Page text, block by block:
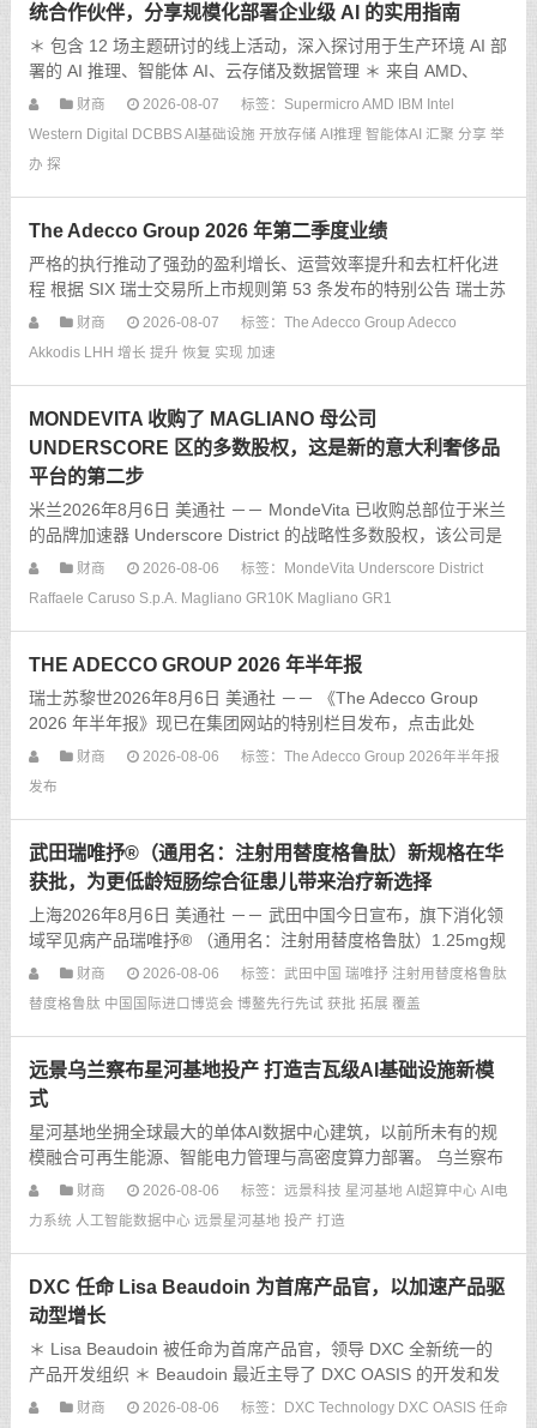
统合作伙伴，分享规模化部署企业级 AI 的实用指南
＊ 包含 12 场主题研讨的线上活动，深入探讨用于生产环境 AI 部
署的 AI 推理、智能体 AI、云存储及数据管理 ＊ 来自 AMD、
DDN、Hammerspace、IBM、Intel、KIOXIA、MinIO、Nutani
财商 2026-08-07 标签： Supermicro AMD IBM Intel
Western Digital DCBBSAI基础设施 开放存储 AI推理 智能体AI 汇聚 分享 举
办 探
The Adecco Group 2026 年第二季度业绩
严格的执行推动了强劲的盈利增长、运营效率提升和去杠杆化进
程 根据 SIX 瑞士交易所上市规则第 53 条发布的特别公告 瑞士苏
黎世2026年8月7日 美通社 －－ 亮点 ＊ 强劲的有机收入同比增
财商 2026-08-07 标签： The Adecco Group Adecco
Akkodis LHH 增长 提升 恢复 实现 加速
MONDEVITA 收购了 MAGLIANO 母公司
UNDERSCORE 区的多数股权，这是新的意大利奢侈品
平台的第二步
米兰2026年8月6日 美通社 －－ MondeVita 已收购总部位于米兰
的品牌加速器 Underscore District 的战略性多数股权，该公司是
Magliano、GR10K 以及多品牌零售商 WOK Store 背后的推
财商 2026-08-06 标签： MondeVita Underscore District
Raffaele Caruso S.p.A. Magliano GR10K Magliano GR1
THE ADECCO GROUP 2026 年半年报
瑞士苏黎世2026年8月6日 美通社 －－ 《The Adecco Group
2026 年半年报》现已在集团网站的特别栏目发布，点击此处
《https：www.adeccogroup.com－mediaprojectad
财商 2026-08-06 标签： The Adecco Group 2026年半年报
发布
武田瑞唯抒®（通用名：注射用替度格鲁肽）新规格在华
获批，为更低龄短肠综合征患儿带来治疗新选择
上海2026年8月6日 美通社 －－ 武田中国今日宣布，旗下消化领
域罕见病产品瑞唯抒® （通用名：注射用替度格鲁肽）1.25mg规
格正式获得中国国家药品监督管理局（NMPA）批准，相应扩展
财商 2026-08-06 标签： 武田中国 瑞唯抒 注射用替度格鲁肽
替度格鲁肽 中国国际进口博览会 博鳌先行先试 获批 拓展 覆盖
远景乌兰察布星河基地投产 打造吉瓦级AI基础设施新模
式
星河基地坐拥全球最大的单体AI数据中心建筑，以前所未有的规
模融合可再生能源、智能电力管理与高密度算力部署。 乌兰察布
2026年8月6日 美通社 －－ 全球绿色科技龙头企业远景科技今日
财商 2026-08-06 标签： 远景科技 星河基地 AI超算中心 AI电
力系统 人工智能数据中心 远景星河基地 投产 打造
DXC 任命 Lisa Beaudoin 为首席产品官，以加速产品驱
动型增长
＊ Lisa Beaudoin 被任命为首席产品官，领导 DXC 全新统一的
产品开发组织 ＊ Beaudoin 最近主导了 DXC OASIS 的开发和发
布，这是该公司面向托管服务的 AI 驱动编排平台，现已投入生
财商 2026-08-06 标签： DXC Technology DXC OASIS 任命